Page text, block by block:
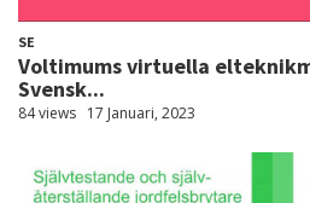
SE
Voltimums virtuella
Svensk...
84 views 17 Januari, 2023